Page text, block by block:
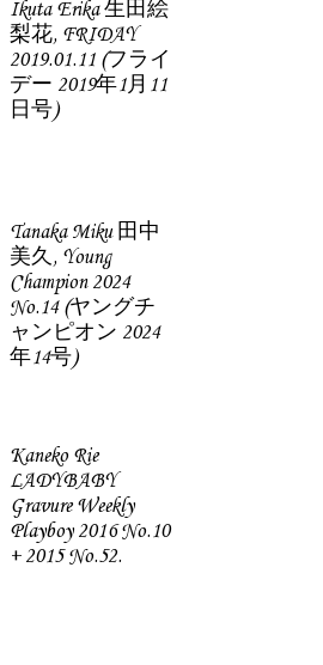
Ikuta Erika 生田絵
梨花, FRIDAY
2019.01.11 (フライ
デー 2019年1月11
日号)
Tanaka Miku 田中
美久, Young
Champion 2024
No.14 (ヤングチ
ャンピオン 2024
年14号)
Kaneko Rie
LADYBABY
Gravure Weekly
Playboy 2016 No.10
+ 2015 No.52.